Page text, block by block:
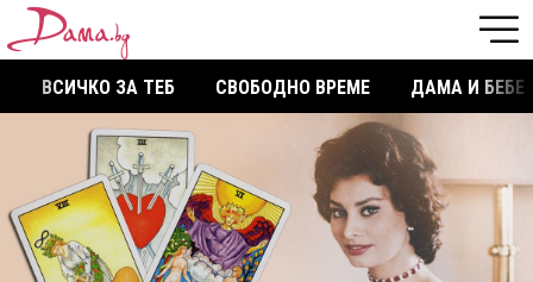
ВСИЧКО ЗА ТЕБ СВОБОДНО ВРЕМЕ ДАМА И БЕБЕ